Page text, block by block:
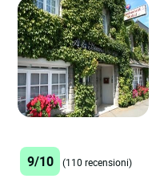
9/10 (110 recensioni)